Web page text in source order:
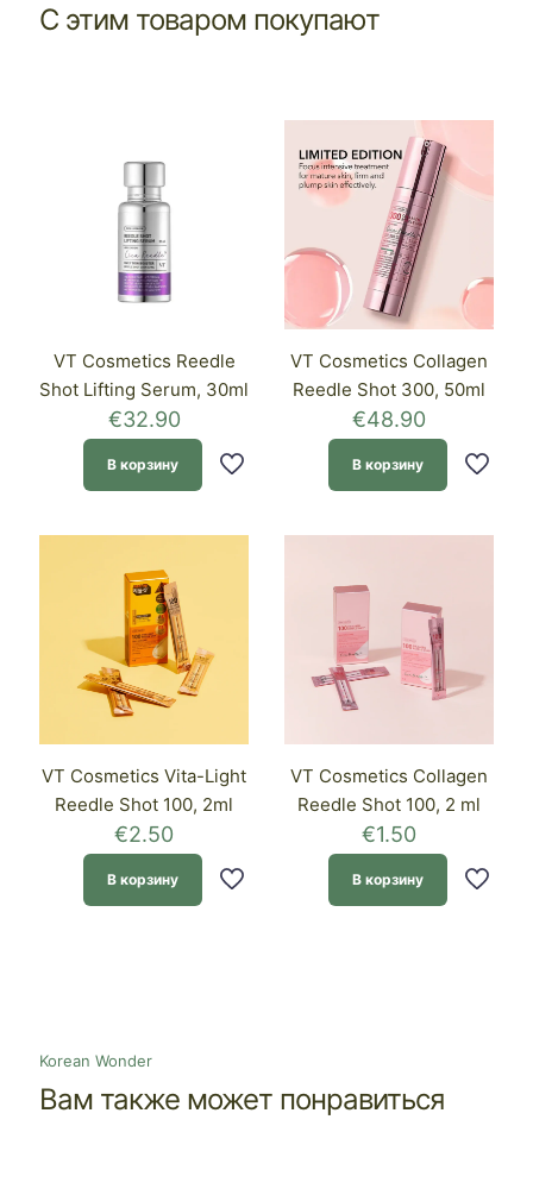
С этим товаром покупают
VT Cosmetics Reedle
Shot Lifting Serum, 30ml
€32.90
В корзину
VT Cosmetics Collagen
Reedle Shot 300, 50ml
€48.90
В корзину
VT Cosmetics Vita-Light
Reedle Shot 100, 2ml
€2.50
В корзину
VT Cosmetics Collagen
Reedle Shot 100, 2 ml
€1.50
В корзину
Korean Wonder
Вам также может понравиться